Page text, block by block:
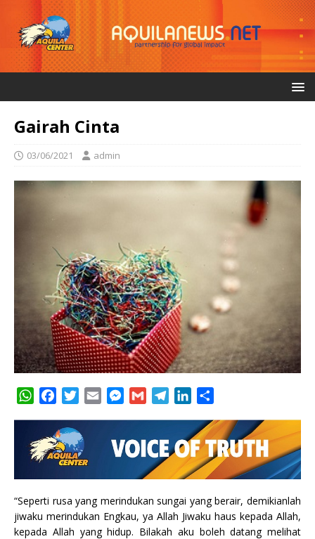
Gairah Cinta
03/06/2021 admin
W
t
s
A
p
p
c
e
b
o
o
k
i
t
t
e
r
M
s
e
n
g
e
r
G
i
e
g
r
a
m
n
k
e
d
I
n
a
r
e
“Seperti rusa yang merindukan sungai yang berair, demikianlah
jiwaku merindukan Engkau, ya Allah Jiwaku haus kepada Allah,
kepada Allah yang hidup. Bilakah aku boleh datang melihat